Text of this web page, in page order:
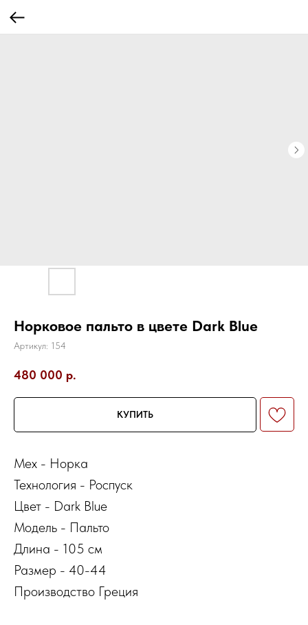
Норковое пальто в цвете Dark Blue
Артикул: 154
480 000 р.
КУПИТЬ
Мех - Норка
Технология - Роспуск
Цвет - Dark Blue
Модель - Пальто
Длина - 105 см
Размер - 40-44
Производство Греция